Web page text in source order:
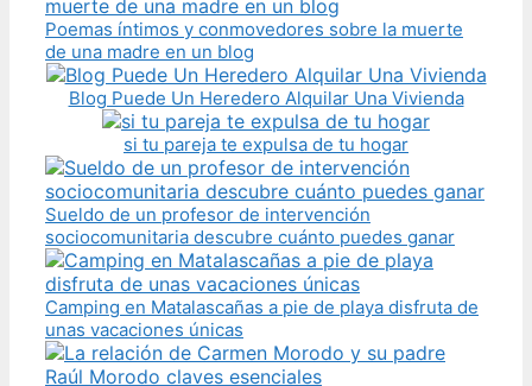
Poemas íntimos y conmovedores sobre la muerte
de una madre en un blog
Blog Puede Un Heredero Alquilar Una Vivienda
si tu pareja te expulsa de tu hogar
Sueldo de un profesor de intervención
sociocomunitaria descubre cuánto puedes ganar
Camping en Matalascañas a pie de playa disfruta de
unas vacaciones únicas